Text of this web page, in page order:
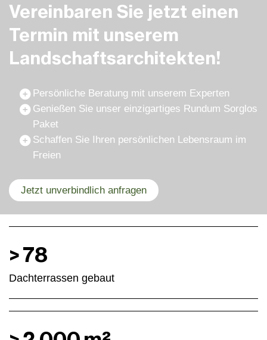
Vereinbaren Sie jetzt einen
Termin mit unserem
Landschafts­architekten!
Persönliche Beratung mit unserem Experten
Genießen Sie unser einzigartiges Rundum Sorglos
Paket
Schaffen Sie Ihren persönlichen Lebensraum im
Freien
Jetzt unverbindlich anfragen
>78
Dachterrassen gebaut